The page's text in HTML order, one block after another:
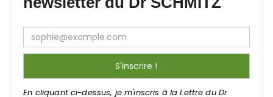
En cliquant ci-dessus, je m'inscris à la Lettre du Dr